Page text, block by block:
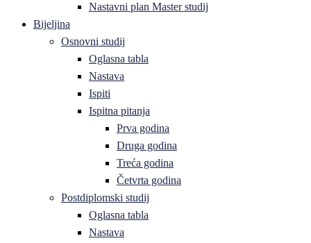
Nastavni plan Master studij
Bijeljina
Osnovni studij
Oglasna tabla
Nastava
Ispiti
Ispitna pitanja
Prva godina
Druga godina
Treća godina
Četvrta godina
Postdiplomski studij
Oglasna tabla
Nastava